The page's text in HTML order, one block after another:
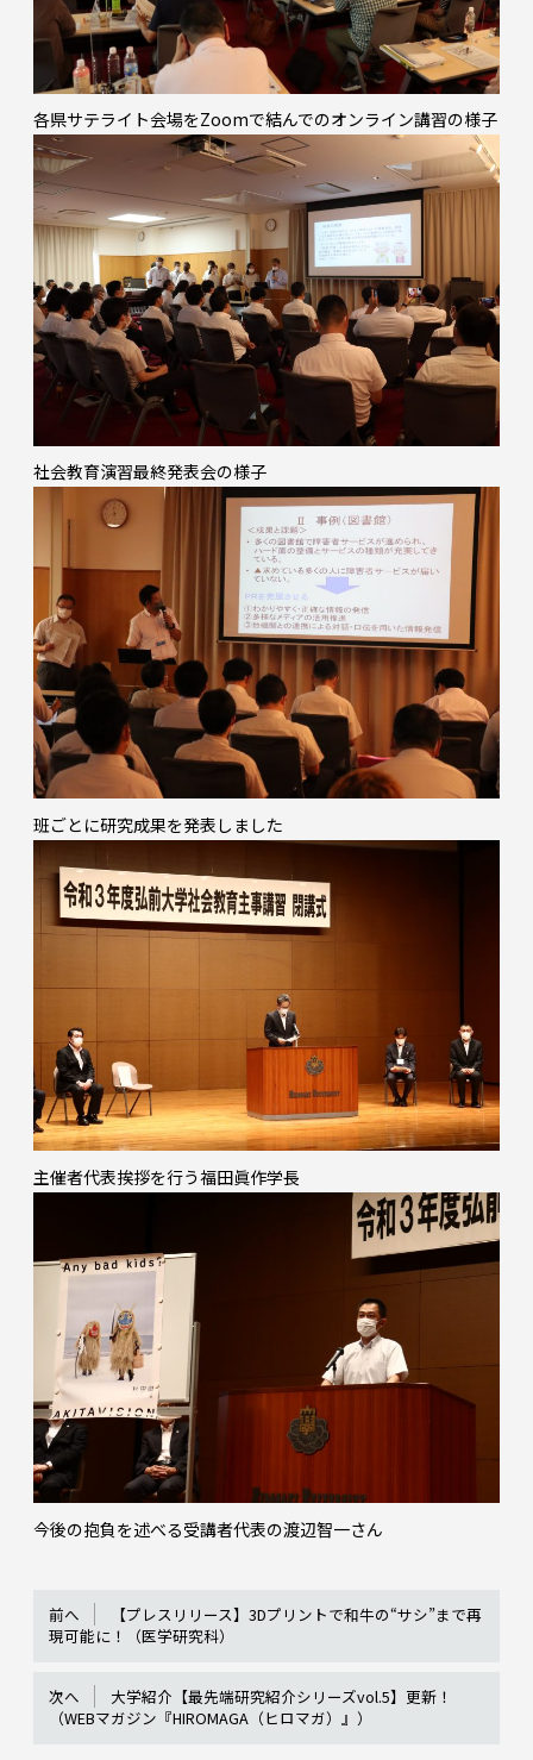
各県サテライト会場をZoomで結んでのオンライン講習の様子
社会教育演習最終発表会の様子
班ごとに研究成果を発表しました
主催者代表挨拶を行う福田眞作学長
今後の抱負を述べる受講者代表の渡辺智一さん
前へ
【プレスリリース】3Dプリントで和牛の“サシ”まで再
現可能に！（医学研究科）
次へ
大学紹介【最先端研究紹介シリーズvol.5】更新！
（WEBマガジン『HIROMAGA（ヒロマガ）』）